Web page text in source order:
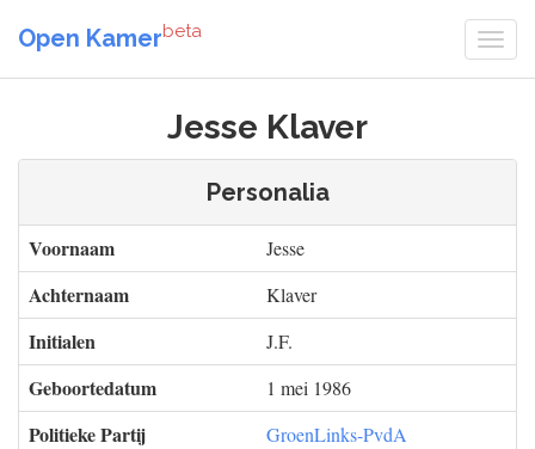
Open Kamerbeta
Jesse Klaver
Personalia
Voornaam Jesse
Achternaam Klaver
Initialen J.F.
Geboortedatum 1 mei 1986
Politieke Partij GroenLinks-PvdA